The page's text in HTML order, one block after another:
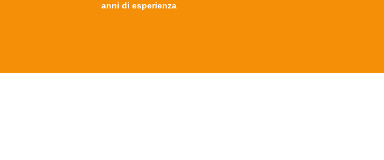
anni di esperienza